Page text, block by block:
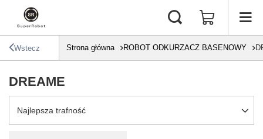
Wstecz Strona główna ROBOT ODKURZACZ BASENOWY
DREAME
Zmień sortowanie
Najlepsza trafność